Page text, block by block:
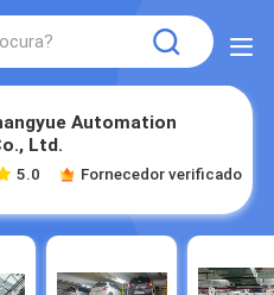
Automation
Ltd.
5.0 Fornecedor verificado